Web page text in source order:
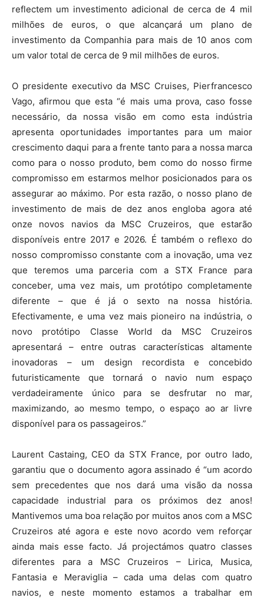
reflectem um investimento adicional de cerca de 4 mil
milhões de euros, o que alcançará um plano de
investimento da Companhia para mais de 10 anos com
um valor total de cerca de 9 mil milhões de euros.
O presidente executivo da MSC Cruises, Pierfrancesco
Vago, afirmou que esta “é mais uma prova, caso fosse
necessário, da nossa visão em como esta indústria
apresenta oportunidades importantes para um maior
crescimento daqui para a frente tanto para a nossa marca
como para o nosso produto, bem como do nosso firme
compromisso em estarmos melhor posicionados para os
assegurar ao máximo. Por esta razão, o nosso plano de
investimento de mais de dez anos engloba agora até
onze novos navios da MSC Cruzeiros, que estarão
disponíveis entre 2017 e 2026. É também o reflexo do
nosso compromisso constante com a inovação, uma vez
que teremos uma parceria com a STX France para
conceber, uma vez mais, um protótipo completamente
diferente – que é já o sexto na nossa história.
Efectivamente, e uma vez mais pioneiro na indústria, o
novo protótipo Classe World da MSC Cruzeiros
apresentará – entre outras características altamente
inovadoras – um design recordista e concebido
futuristicamente que tornará o navio num espaço
verdadeiramente único para se desfrutar no mar,
maximizando, ao mesmo tempo, o espaço ao ar livre
disponível para os passageiros.”
Laurent Castaing, CEO da STX France, por outro lado,
garantiu que o documento agora assinado é “um acordo
sem precedentes que nos dará uma visão da nossa
capacidade industrial para os próximos dez anos!
Mantivemos uma boa relação por muitos anos com a MSC
Cruzeiros até agora e este novo acordo vem reforçar
ainda mais esse facto. Já projectámos quatro classes
diferentes para a MSC Cruzeiros – Lirica, Musica,
Fantasia e Meraviglia – cada uma delas com quatro
navios, e neste momento estamos a trabalhar em